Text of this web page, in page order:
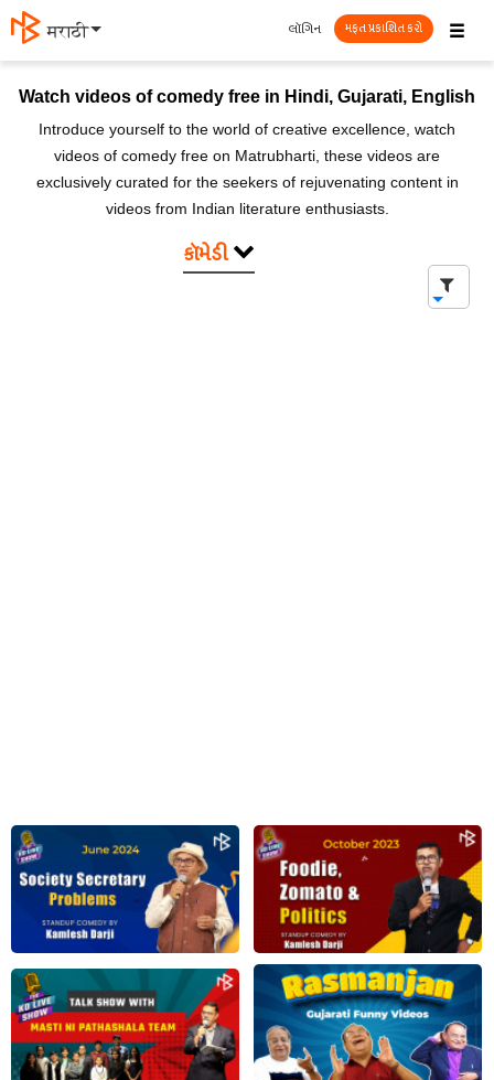
मराठी ☰
લૉગિન મફત પ્રકાશિત કરો
Watch videos of comedy free in Hindi, Gujarati, English
Introduce yourself to the world of creative excellence, watch
videos of comedy free on Matrubharti, these videos are
exclusively curated for the seekers of rejuvenating content in
videos from Indian literature enthusiasts.
કૉમેડી